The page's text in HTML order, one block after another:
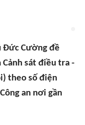
Cường đề
Cảnh sát điều tra -
theo số điện
an nơi gần